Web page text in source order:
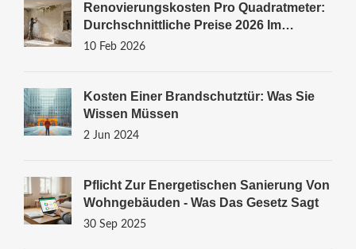
Renovierungskosten Pro Quadratmeter:
Durchschnittliche Preise 2026 Im
Überblick
10 Feb 2026
Kosten Einer Brandschutztür: Was Sie
Wissen Müssen
2 Jun 2024
Pflicht Zur Energetischen Sanierung Von
Wohngebäuden - Was Das Gesetz Sagt
30 Sep 2025